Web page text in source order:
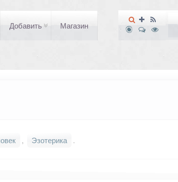
Добавить Магазин
, Эзотерика .